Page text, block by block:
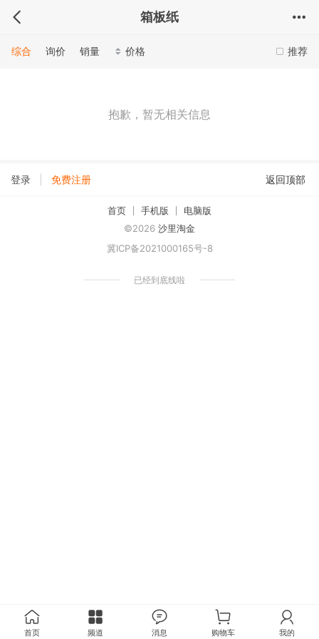
箱板纸
推荐
综合 询价 销量 价格
抱歉，暂无相关信息
登录 免费注册 返回顶部
首页 手机版
电脑版
©2026 沙里淘金
冀ICP备2021000165号-8
已经到底线啦
首页 频道 消息 购物车 我的